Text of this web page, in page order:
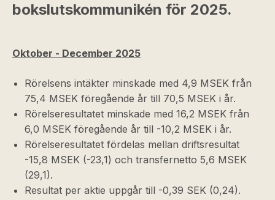
bokslutskommunikén för 2025.
Oktober - December 2025
Rörelsens intäkter minskade med 4,9 MSEK från
75,4 MSEK föregående år till 70,5 MSEK i år.
Rörelseresultatet minskade med 16,2 MSEK från
6,0 MSEK föregående år till -10,2 MSEK i år.
Rörelseresultatet fördelas mellan driftsresultat
-15,8 MSEK (-23,1) och transfernetto 5,6 MSEK
(29,1).
Resultat per aktie uppgår till -0,39 SEK (0,24).